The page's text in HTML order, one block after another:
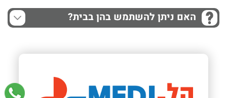
האם ניתן להשתמש בהן בבית?